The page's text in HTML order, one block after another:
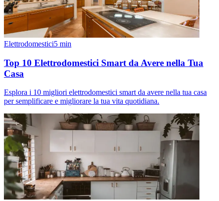
Elettrodomestici5 min
Top 10 Elettrodomestici Smart da Avere nella Tua
Casa
Esplora i 10 migliori elettrodomestici smart da avere nella tua casa
per semplificare e migliorare la tua vita quotidiana.